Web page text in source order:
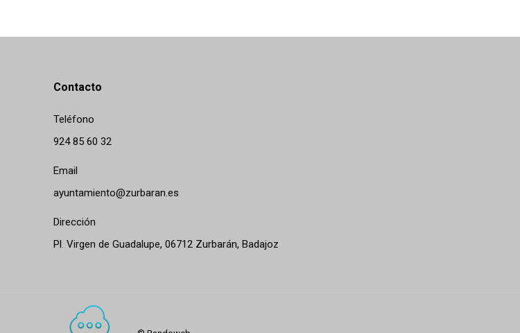
Contacto
Teléfono
924 85 60 32
Email
ayuntamiento@zurbaran.es
Dirección
Pl. Virgen de Guadalupe, 06712 Zurbarán, Badajoz